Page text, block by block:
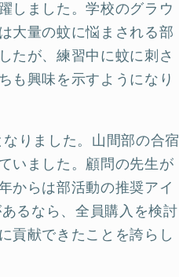
しました。学校のグラウ
大量の蚊に悩まされる部
たが、練習中に蚊に刺さ
も興味を示すようになり
りました。山間部の合宿
いました。顧問の先生が
からは部活動の推奨アイ
るなら、全員購入を検討
貢献できたことを誇らし